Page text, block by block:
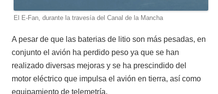
El E-Fan, durante la travesía del Canal de la Mancha
A pesar de que las baterias de litio son más pesadas, en
conjunto el avión ha perdido peso ya que se han
realizado diversas mejoras y se ha prescindido del
motor eléctrico que impulsa el avión en tierra, así como
equipamiento de telemetría.